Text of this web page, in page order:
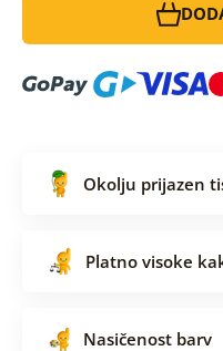
Okolju prijazen
Platno visoke
Nasičenost barv